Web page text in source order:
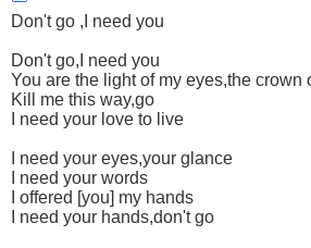
Don't go ,I need you
Don't go,I need you
You are the light of my eyes,the crown
Kill me this way,go
I need your love to live
I need your eyes,your glance
I need your words
I offered [you] my hands
I need your hands,don't go